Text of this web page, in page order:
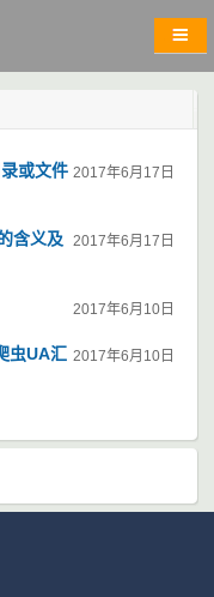
2017年6月17日
或文件
2017年6月17日
含义及
2017年6月10日
2017年6月10日
虫UA汇